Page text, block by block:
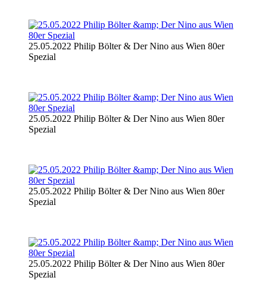
25.05.2022 Philip Bölter & Der Nino aus Wien 80er
Spezial
25.05.2022 Philip Bölter & Der Nino aus Wien 80er
Spezial
25.05.2022 Philip Bölter & Der Nino aus Wien 80er
Spezial
25.05.2022 Philip Bölter & Der Nino aus Wien 80er
Spezial